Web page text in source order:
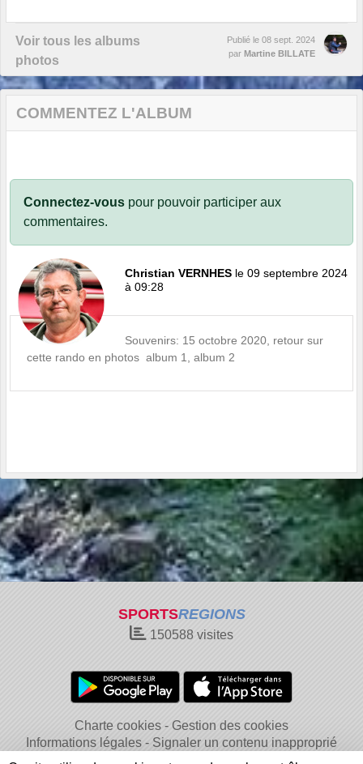
Voir tous les albums
photos
Publié le 08 sept. 2024
par Martine BILLATE
COMMENTEZ L'ALBUM
Connectez-vous pour pouvoir participer aux
commentaires.
Christian VERNHES le 09 septembre 2024
à 09:28
Souvenirs: 15 octobre 2020, retour sur
cette rando en photos album 1 album 2
SPORTSREGIONS
150588 visites
Charte cookies
Gestion des cookies
Informations légales
Signaler un contenu inapproprié